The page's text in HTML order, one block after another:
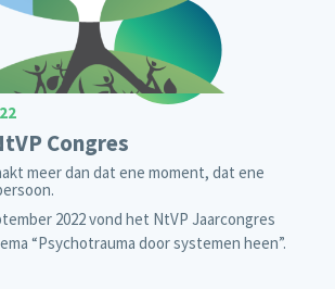
Congres
meer dan dat ene moment, dat ene
2022 vond het NtVP Jaarcongres
“Psychotrauma door systemen heen”.